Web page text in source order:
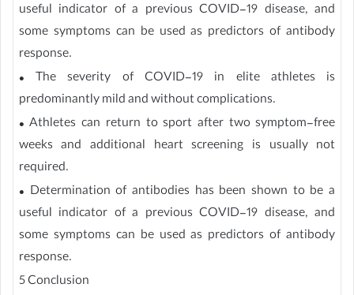
useful indicator of a previous COVID-19 disease, and
some symptoms can be used as predictors of antibody
response.
• The severity of COVID-19 in elite athletes is
predominantly mild and without complications.
• Athletes can return to sport after two symptom-free
weeks and additional heart screening is usually not
required.
• Determination of antibodies has been shown to be a
useful indicator of a previous COVID-19 disease, and
some symptoms can be used as predictors of antibody
response.
5 Conclusion